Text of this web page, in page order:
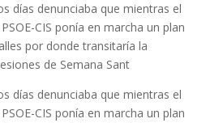
días denunciaba que mientras el
CIS ponía en marcha un plan
por donde transitaría la
de Semana Sant
días denunciaba que mientras el
CIS ponía en marcha un plan